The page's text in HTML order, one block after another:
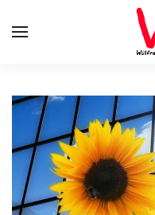
Skip to main